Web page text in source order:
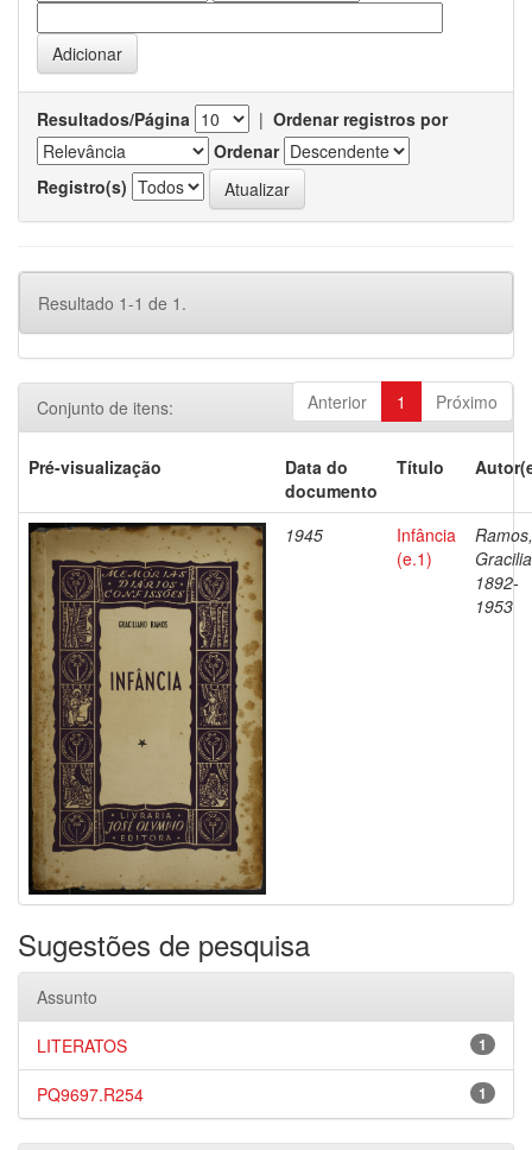
Resultados/Página | Ordenar registros por
Ordenar
Registro(s)
Resultado 1-1 de 1.
Anterior 1 Próximo
Conjunto de itens:
Pré-visualização
Data do
documento
Título
1945
Infância
(e.1)
Ramos,
1892-
1953
Sugestões de pesquisa
Assunto
1
LITERATOS
1
PQ9697.R254